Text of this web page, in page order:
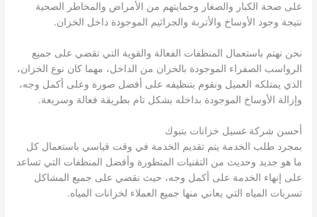
على صحة الكبار والصغار وحمايتهم من الأمراض والمخاطر الصحية
نتيجة وجود الأوساخ والأتربة والجراثيم الموجودة داخل الخزان.
نحن نهتم باستعمال المنظفات الفعالة والقوية التي تقضي على جميع
الرواسب الصفراء الموجودة بالخزان من الداخل، مهما كان نوع الخزان،
الذي يمتلكه العميل ونقوم بتنظيفه على أفضل صورة وعلى أكمل وجه،
وإزالة الأوساخ الموجودة بداخله بشكل تام بطريقة فعالة وسريعة.
أحسن شركة غسيل خزانات بتبوك
بمجرد طلب الخدمة يتم تقديم الخدمة في وقت قياسي باستعمال كل
ما هو جديد وحديث من التقنيات المتطورة وأفضل المنظفات التي تساعد
على إنهاء الخدمة على أكمل وجه، حيث نقضي على جميع المشاكل
تسربات المياه التي يعاني منها جميع العملاء لخزانات المياه.